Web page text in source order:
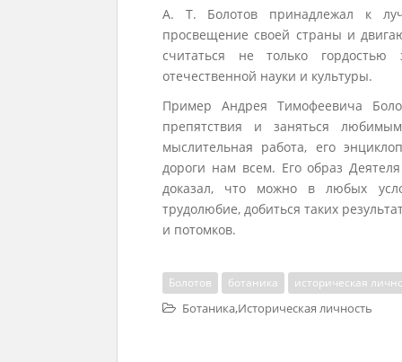
А. Т. Болотов принадлежал к
просвещение своей страны и
считаться не только
отечественной науки и культуры.
Пример Андрея Тимофеевича
препятствия и заняться
мыслительная работа, его
дороги нам всем. Его образ
доказал, что можно в любых
трудолюбие, добиться таких
и потомков.
Болотов ботаника историческая
Ботаника,Историческая личность